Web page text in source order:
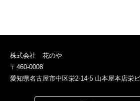
株式会社 花のや
〒460-0008
愛知県名古屋市中区栄2-14-5 山本屋本店栄